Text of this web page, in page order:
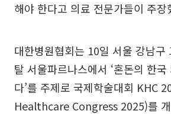
해야 한다고 의료 전문가들이 주장
대한병원협회는 10일 서울 강남구
탈 서울파르나스에서 ‘혼돈의 한
다’를 주제로 국제학술대회 KHC
Healthcare Congress 2025)를 개